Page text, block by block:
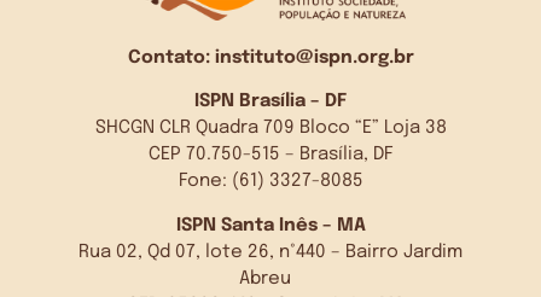
Contato: instituto@ispn.org.br
ISPN Brasília – DF
SHCGN CLR Quadra 709 Bloco “E” Loja 38
CEP 70.750-515 – Brasília, DF
Fone: (61) 3327-8085
ISPN Santa Inês – MA
Rua 02, Qd 07, lote 26, n°440 – Bairro Jardim
Abreu